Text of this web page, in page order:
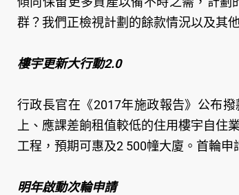
群？我們正檢視計劃的餘款情況以及其
樓宇更新大行動2.0
行政長官在《2017年施政報告》公布
上、應課差餉租值較低的住用樓宇自
工程，預期可惠及2 500幢大廈。首輪
明年啟動次輪申請